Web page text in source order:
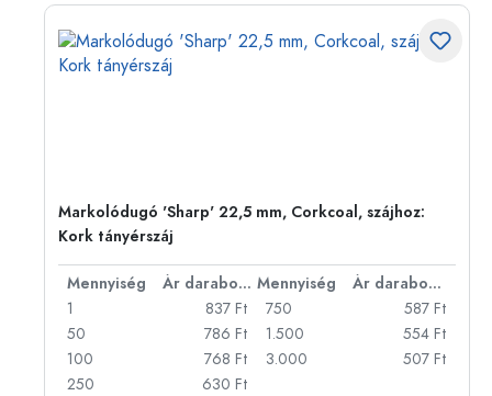
Markolódugó 'Sharp' 22,5 mm, Corkcoal, szájhoz:
Kork tányérszáj
Mennyiség Ár darabonként Mennyiség
Ár darabonként
1
837 Ft
50
786 Ft
100
768 Ft
250
630 Ft
750
587 Ft
1.500
554 Ft
3.000
507 Ft